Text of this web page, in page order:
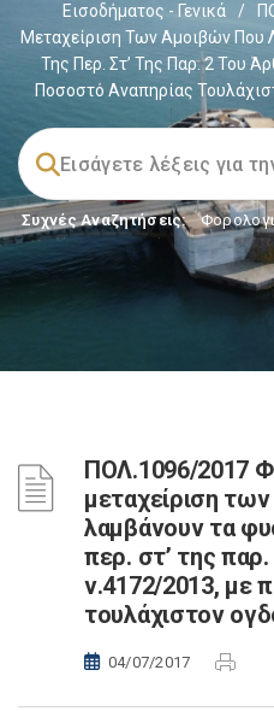
Εισοδήματος - Γενικά
/
Μεταχείριση Των Αμοιβών
Της Περ. Στ’ Της Παρ. 2 Του
Ποσοστό Αναπηρίας
Συχνές Αναζητήσεις:
ΠΟΛ.1096/2017
μεταχείριση
λαμβάνουν τα
περ. στ’ της
ν.4172/2013, με
τουλάχιστον
04/07/2017